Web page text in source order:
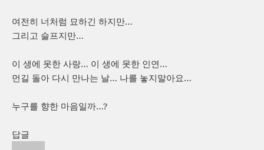
여전히 너처럼 묘하긴 하지만…
그리고 슬프지만…
이 생에 못한 사랑… 이 생에 못한 인연…
먼길 돌아 다시 만나는 날… 나를 놓지말아요…
누구를 향한 마음일까…?
답글